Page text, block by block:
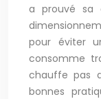
a prouvé sa
pour éviter
consomme
chauffe pas
bonnes